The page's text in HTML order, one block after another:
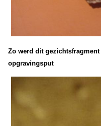
Zo werd dit
opgravingsput